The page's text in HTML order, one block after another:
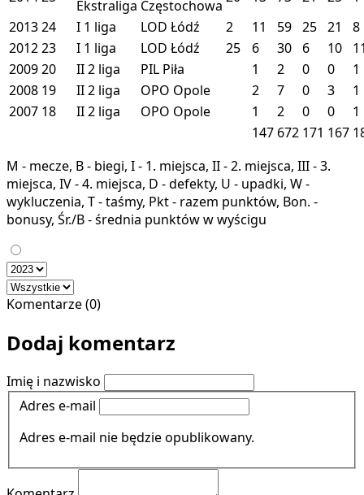
Ekstraliga Częstochowa
201324 I 1 liga LOD Łódź 2 11 59 25 21
8
201223 I 1 liga LOD Łódź 25 6 30 6 10
200920 II2 liga PIL Piła 1 2 0 0
1
2008 19 II2 liga OPO Opole 2 7 0 3
1
2007 18 II2 liga OPO Opole 1 2 0 0
1
147 672 171 167
M - mecze, B - biegi, I - 1. miejsca, II - 2. miejsca, III - 3.
miejsca, IV - 4. miejsca, D - defekty, U - upadki, W -
wykluczenia, T - taśmy, Pkt - razem punktów, Bon. -
bonusy, Śr./B - średnia punktów w wyścigu
Komentarze (0)
Dodaj komentarz
Imię i nazwisko
Adres e-mail
Adres e-mail nie będzie opublikowany.